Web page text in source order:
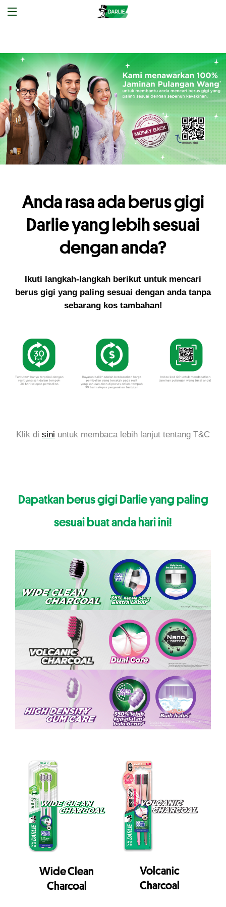
Anda rasa ada berus gigi
Darlie yang lebih sesuai
dengan anda?
Ikuti langkah-langkah berikut untuk mencari
berus gigi yang paling sesuai dengan anda tanpa
sebarang kos tambahan!
Klik di sini untuk membaca lebih lanjut tentang T&C
Dapatkan berus gigi Darlie yang paling
sesuai buat anda hari ini!
Wide Clean
Charcoal
Volcanic
Charcoal